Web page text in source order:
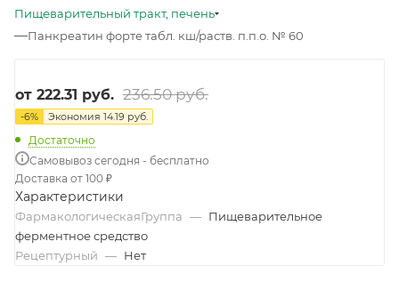
Пищеварительный тракт, печень
—Панкреатин форте табл. кш/раств. п.п.о. № 60
от 222.31 руб. 236.50 руб.
-6% Экономия 14.19 руб.
Достаточно
Самовывоз сегодня - бесплатно
Доставка от 100 ₽
Характеристики
ФармакологическаяГруппа — Пищеварительное
ферментное средство
Рецептурный — Нет